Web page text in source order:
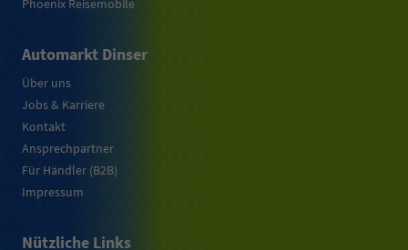
Phoenix Reisemobile
Automarkt Dinser
Über uns
Jobs & Karriere
Kontakt
Ansprechpartner
Für Händler (B2B)
Impressum
Nützliche Links